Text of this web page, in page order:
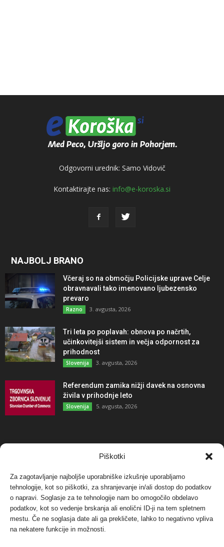
Piškotki
Za zagotavljanje najboljše uporabniške izkušnje uporabljamo
tehnologije, kot so piškotki, za shranjevanje in/ali dostop do podatkov
o napravi. Soglasje za te tehnologije nam bo omogočilo obdelavo
podatkov, kot so vedenje brskanja ali enolični ID-ji na tem spletnem
mestu. Če ne soglasja date ali ga prekličete, lahko to negativno vpliva
na nekatere funkcije in možnosti.
Odgovorni urednik: Samo Vidovič
Kontaktirajte nas: info@e-koroska.si
NAJBOLJ BRANO
Včeraj so na območju Policijske uprave Celje
obravnavali tako imenovano ljubezensko
prevaro
Razno 3. avgusta, 2026
Tri leta po poplavah: obnova po načrtih,
učinkovitejši sistem in večja odpornost za
prihodnost
Slovenija 3. avgusta, 2026
Referendum zamika nižji davek na osnovna
živila v prihodnje leto
Slovenija 5. avgusta, 2026
NAJBOLJ KOMENTIRANO
Protest proti vetrnim elektrarnam na Ojstrici, v
svetu pa vedno bolj...
Dogodki 12. maja, 2017
Tožilstvo v Celovcu v korist elektrarnam
Verbund